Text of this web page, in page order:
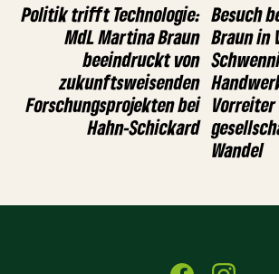
Politik trifft Technologie:
MdL Martina Braun
beeindruckt von
zukunftsweisenden
Forschungsprojekten bei
Hahn-Schickard
Besuch
Braun in
Wandel